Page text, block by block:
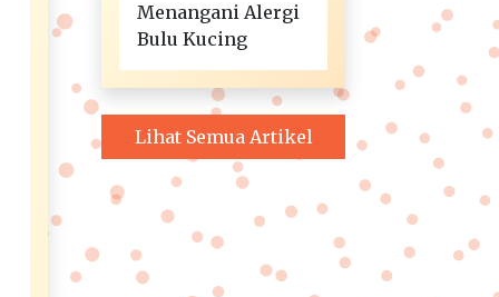
Menangani Alergi
Bulu Kucing
Lihat Semua Artikel